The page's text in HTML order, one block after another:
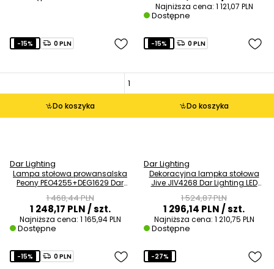
Najniższa cena: 1 121,07 PLN
Dostępne
Do koszyka
-15% 0 PLN
Dar Lighting
Lampa stołowa prowansalska
Peony PEO4255+DEG1629 Dar
1 468,44 PLN
1 248,17 PLN/ szt.
Najniższa cena: 1 165,94 PLN
Dostępne
Do koszyka
-15% 0 PLN
Dar Lighting
Dekoracyjna lampka stołowa
Jive JIV4268 Dar Lighting LED
1 524,87 PLN
1 296,14 PLN/ szt.
Najniższa cena: 1 210,75 PLN
Dostępne
-15% 0 PLN -27%